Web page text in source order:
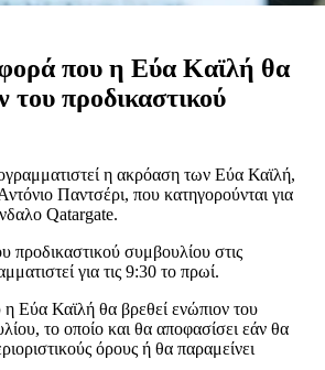
φορά που η Εύα Καϊλή θα
του προδικαστικού
η ακρόαση των Εύα Καϊλή,
Παντσέρι, που κατηγορούνται για
Qatargate.
προδικαστικού συμβουλίου στις
για τις 9:30 το πρωί.
η Εύα Καϊλή θα βρεθεί ενώπιον του
το οποίο και θα αποφασίσει εάν θα
όρους ή θα παραμείνει